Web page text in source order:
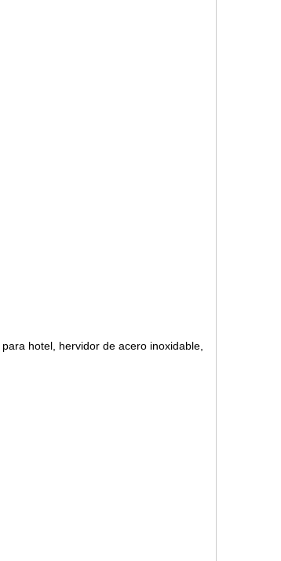
con luz indicadora
hotel, hervidor de acero inoxidable,